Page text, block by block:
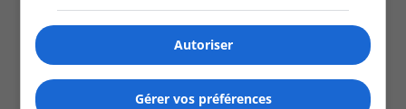
Autoriser
Gérer vos préférences